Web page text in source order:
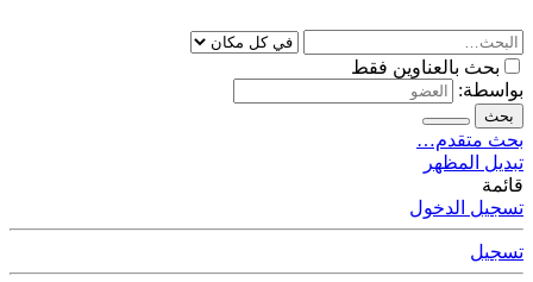
بحث بالعناوين فقط
بواسطة:
بحث
بحث متقدم…
تبديل المظهر
قائمة
تسجيل الدخول
تسجيل